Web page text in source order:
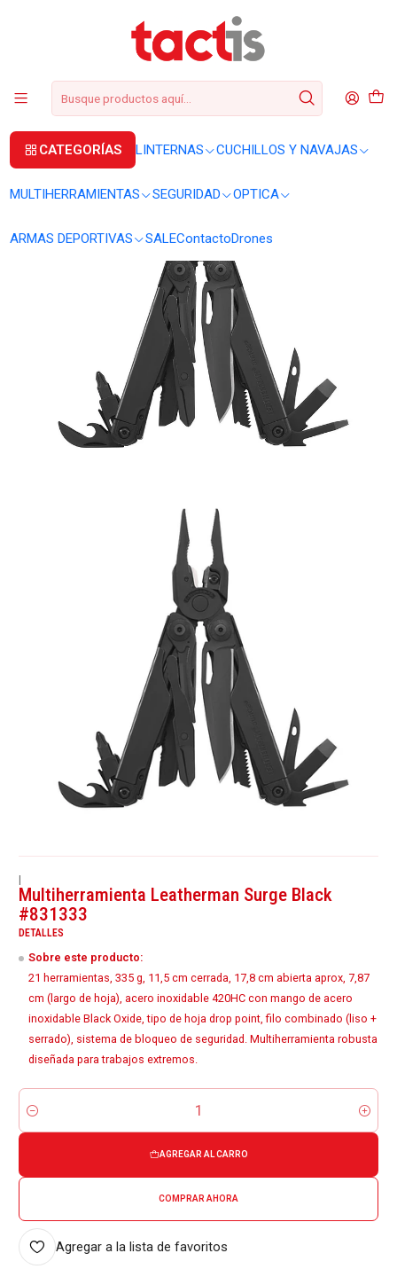
CATEGORÍAS LINTERNAS CUCHILLOS Y NAVAJAS
MULTIHERRAMIENTAS SEGURIDAD OPTICA
ARMAS DEPORTIVAS SALEContactoDrones
+56 2 3224 9572 +569 62369815
MULTIHERRAMIENTAS
MULTIHERRAMIENTAS
Multiherramienta Leatherman Surge Black #831333
|
Multiherramienta Leatherman Surge Black
#831333
DETALLES
Sobre este producto:
21 herramientas, 335 g, 11,5 cm cerrada, 17,8 cm abierta aprox, 7,87
cm (largo de hoja), acero inoxidable 420HC con mango de acero
inoxidable Black Oxide, tipo de hoja drop point, filo combinado (liso +
serrado), sistema de bloqueo de seguridad. Multiherramienta robusta
diseñada para trabajos extremos.
Cantidad
AGREGAR AL CARRO
COMPRAR AHORA
Agregar a la lista de favoritos